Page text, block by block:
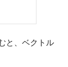
と、ベクトル